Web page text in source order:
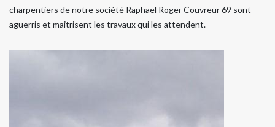
charpentiers de notre société Raphael Roger Couvreur 69 sont
aguerris et maitrisent les travaux qui les attendent.